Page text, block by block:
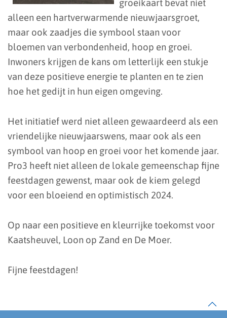
groeikaart bevat niet
alleen een hartverwarmende nieuwjaarsgroet,
maar ook zaadjes die symbool staan voor
bloemen van verbondenheid, hoop en groei.
Inwoners krijgen de kans om letterlijk een stukje
van deze positieve energie te planten en te zien
hoe het gedijt in hun eigen omgeving.
Het initiatief werd niet alleen gewaardeerd als een
vriendelijke nieuwjaarswens, maar ook als een
symbool van hoop en groei voor het komende jaar.
Pro3 heeft niet alleen de lokale gemeenschap fijne
feestdagen gewenst, maar ook de kiem gelegd
voor een bloeiend en optimistisch 2024.
Op naar een positieve en kleurrijke toekomst voor
Kaatsheuvel, Loon op Zand en De Moer.
Fijne feestdagen!